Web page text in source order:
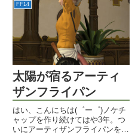
FF14
太陽が宿るアーティ
ザンフライパン
はい、こんにちは(゜ー゜)ノケチ
ャップを作り続けてはや3年。つ
いにアーティザンフライパンを交